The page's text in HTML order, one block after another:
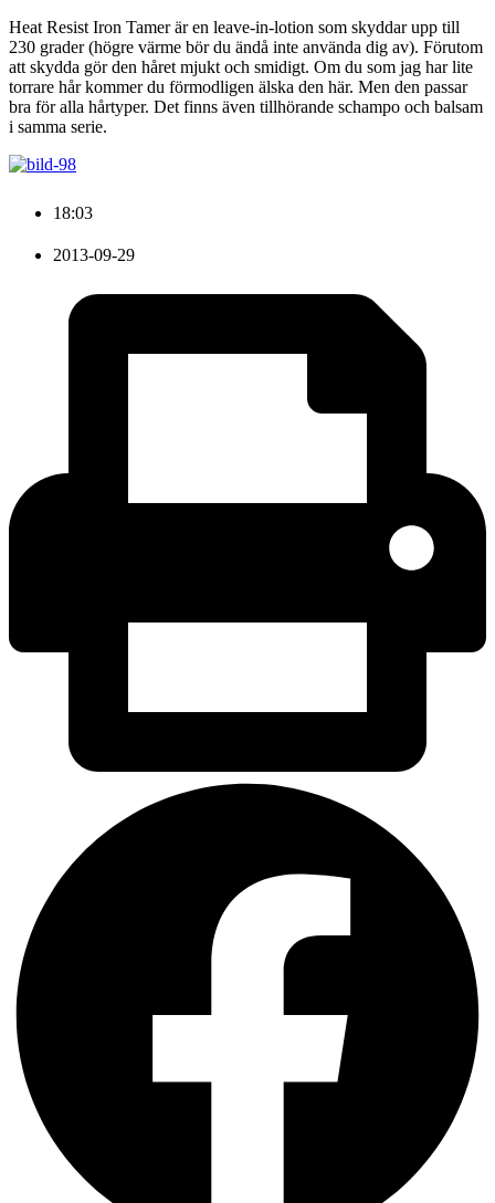
Heat Resist Iron Tamer är en leave-in-lotion som skyddar upp till
230 grader (högre värme bör du ändå inte använda dig av). Förutom
att skydda gör den håret mjukt och smidigt. Om du som jag har lite
torrare hår kommer du förmodligen älska den här. Men den passar
bra för alla hårtyper. Det finns även tillhörande schampo och balsam
i samma serie.
18:03
2013-09-29